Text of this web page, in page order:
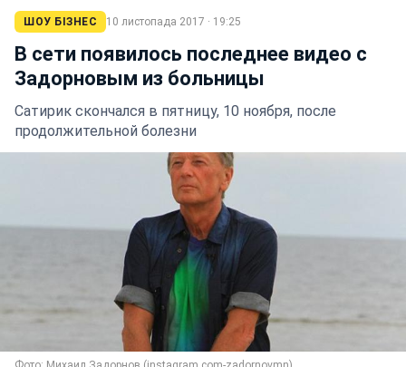
ШОУ БІЗНЕС 10 листопада 2017 · 19:25
В сети появилось последнее видео с
Задорновым из больницы
Сатирик скончался в пятницу, 10 ноября, после
продолжительной болезни